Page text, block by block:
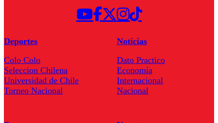
Deportes
Colo Colo
Seleccion Chilena
Universidad de Chile
Torneo Nacional
Noticias
Dato Practico
Economía
Internacional
Nacional